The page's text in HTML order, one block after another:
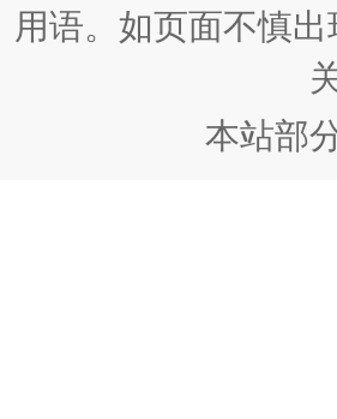
用语。如页面不慎
本站部